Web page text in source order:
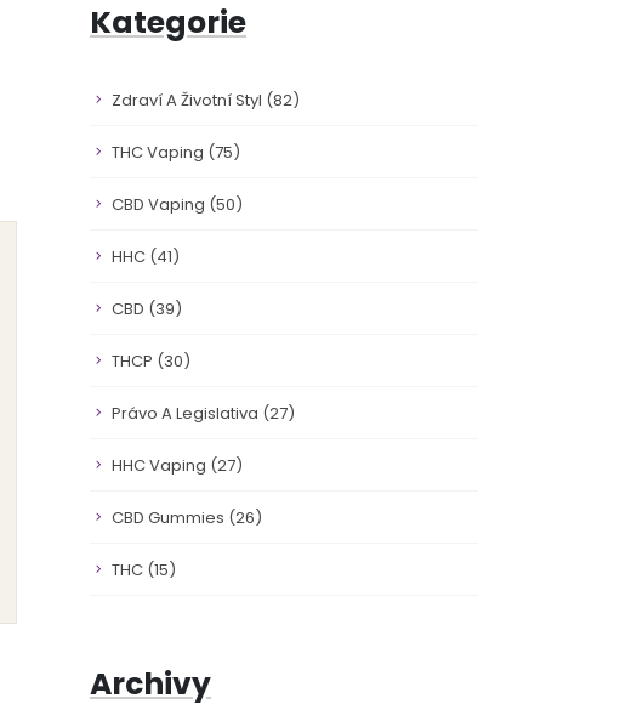
Kategorie
Zdraví A Životní Styl (82)
THC Vaping (75)
CBD Vaping (50)
HHC (41)
CBD (39)
THCP (30)
Právo A Legislativa (27)
HHC Vaping (27)
CBD Gummies (26)
THC (15)
Archivy